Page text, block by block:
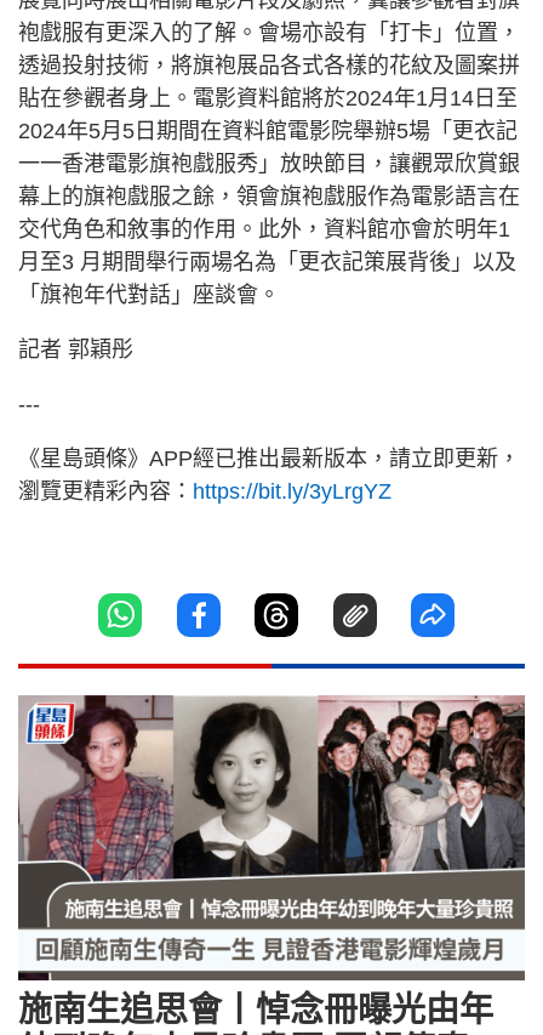
袍戲服有更深入的了解。會場亦設有「打卡」位置，
透過投射技術，將旗袍展品各式各樣的花紋及圖案拼
貼在參觀者身上。電影資料館將於2024年1月14日至
2024年5月5日期間在資料館電影院舉辦5場「更衣記
一一香港電影旗袍戲服秀」放映節目，讓觀眾欣賞銀
幕上的旗袍戲服之餘，領會旗袍戲服作為電影語言在
交代角色和敘事的作用。此外，資料館亦會於明年1
月至3 月期間舉行兩場名為「更衣記策展背後」以及
「旗袍年代對話」座談會。
記者 郭穎彤
---
《星島頭條》APP經已推出最新版本，請立即更新，
瀏覽更精彩內容： https://bit.ly/3yLrgYZ
施南生追思會丨悼念冊曝光由年